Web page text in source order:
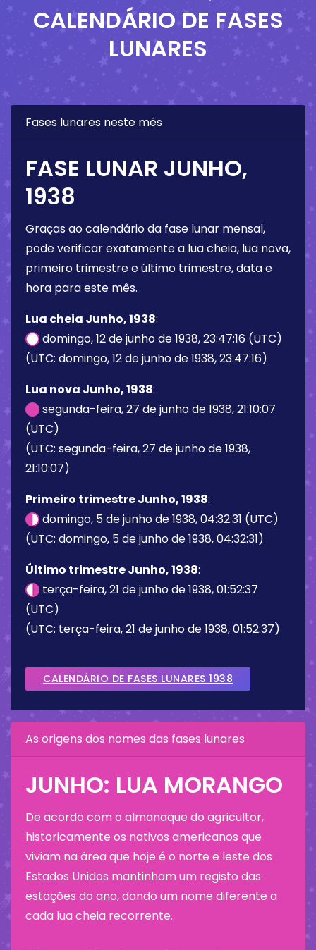
CALENDÁRIO DE FASES
LUNARES
Fases lunares neste mês
FASE LUNAR JUNHO,
1938
Graças ao calendário da fase lunar mensal,
pode verificar exatamente a lua cheia, lua nova,
primeiro trimestre e último trimestre, data e
hora para este mês.
Lua cheia Junho, 1938:
domingo, 12 de junho de 1938, 23:47:16 (UTC)
(UTC: domingo, 12 de junho de 1938, 23:47:16)
Lua nova Junho, 1938:
segunda-feira, 27 de junho de 1938, 21:10:07
(UTC)
(UTC: segunda-feira, 27 de junho de 1938,
21:10:07)
Primeiro trimestre Junho, 1938:
domingo, 5 de junho de 1938, 04:32:31 (UTC)
(UTC: domingo, 5 de junho de 1938, 04:32:31)
Último trimestre Junho, 1938:
terça-feira, 21 de junho de 1938, 01:52:37
(UTC)
(UTC: terça-feira, 21 de junho de 1938, 01:52:37)
CALENDÁRIO DE FASES LUNARES 1938
As origens dos nomes das fases lunares
JUNHO: LUA MORANGO
De acordo com o almanaque do agricultor,
historicamente os nativos americanos que
viviam na área que hoje é o norte e leste dos
Estados Unidos mantinham um registo das
estações do ano, dando um nome diferente a
cada lua cheia recorrente.